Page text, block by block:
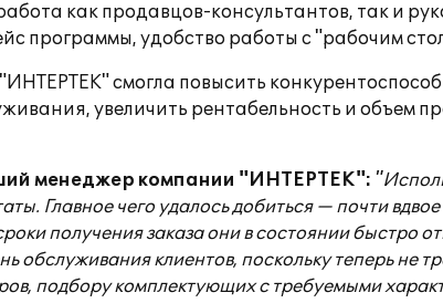
как продавцов-консультантов, так и
программы, удобство работы с "рабочим
смогла повысить
увеличить рентабельность и объем
менеджер компании "ИНТЕРТЕК":
Главное чего удалось добиться — почти
получения заказа они в состоянии быстро
обслуживания клиентов, поскольку теперь не
подбору комплектующих с требуемыми